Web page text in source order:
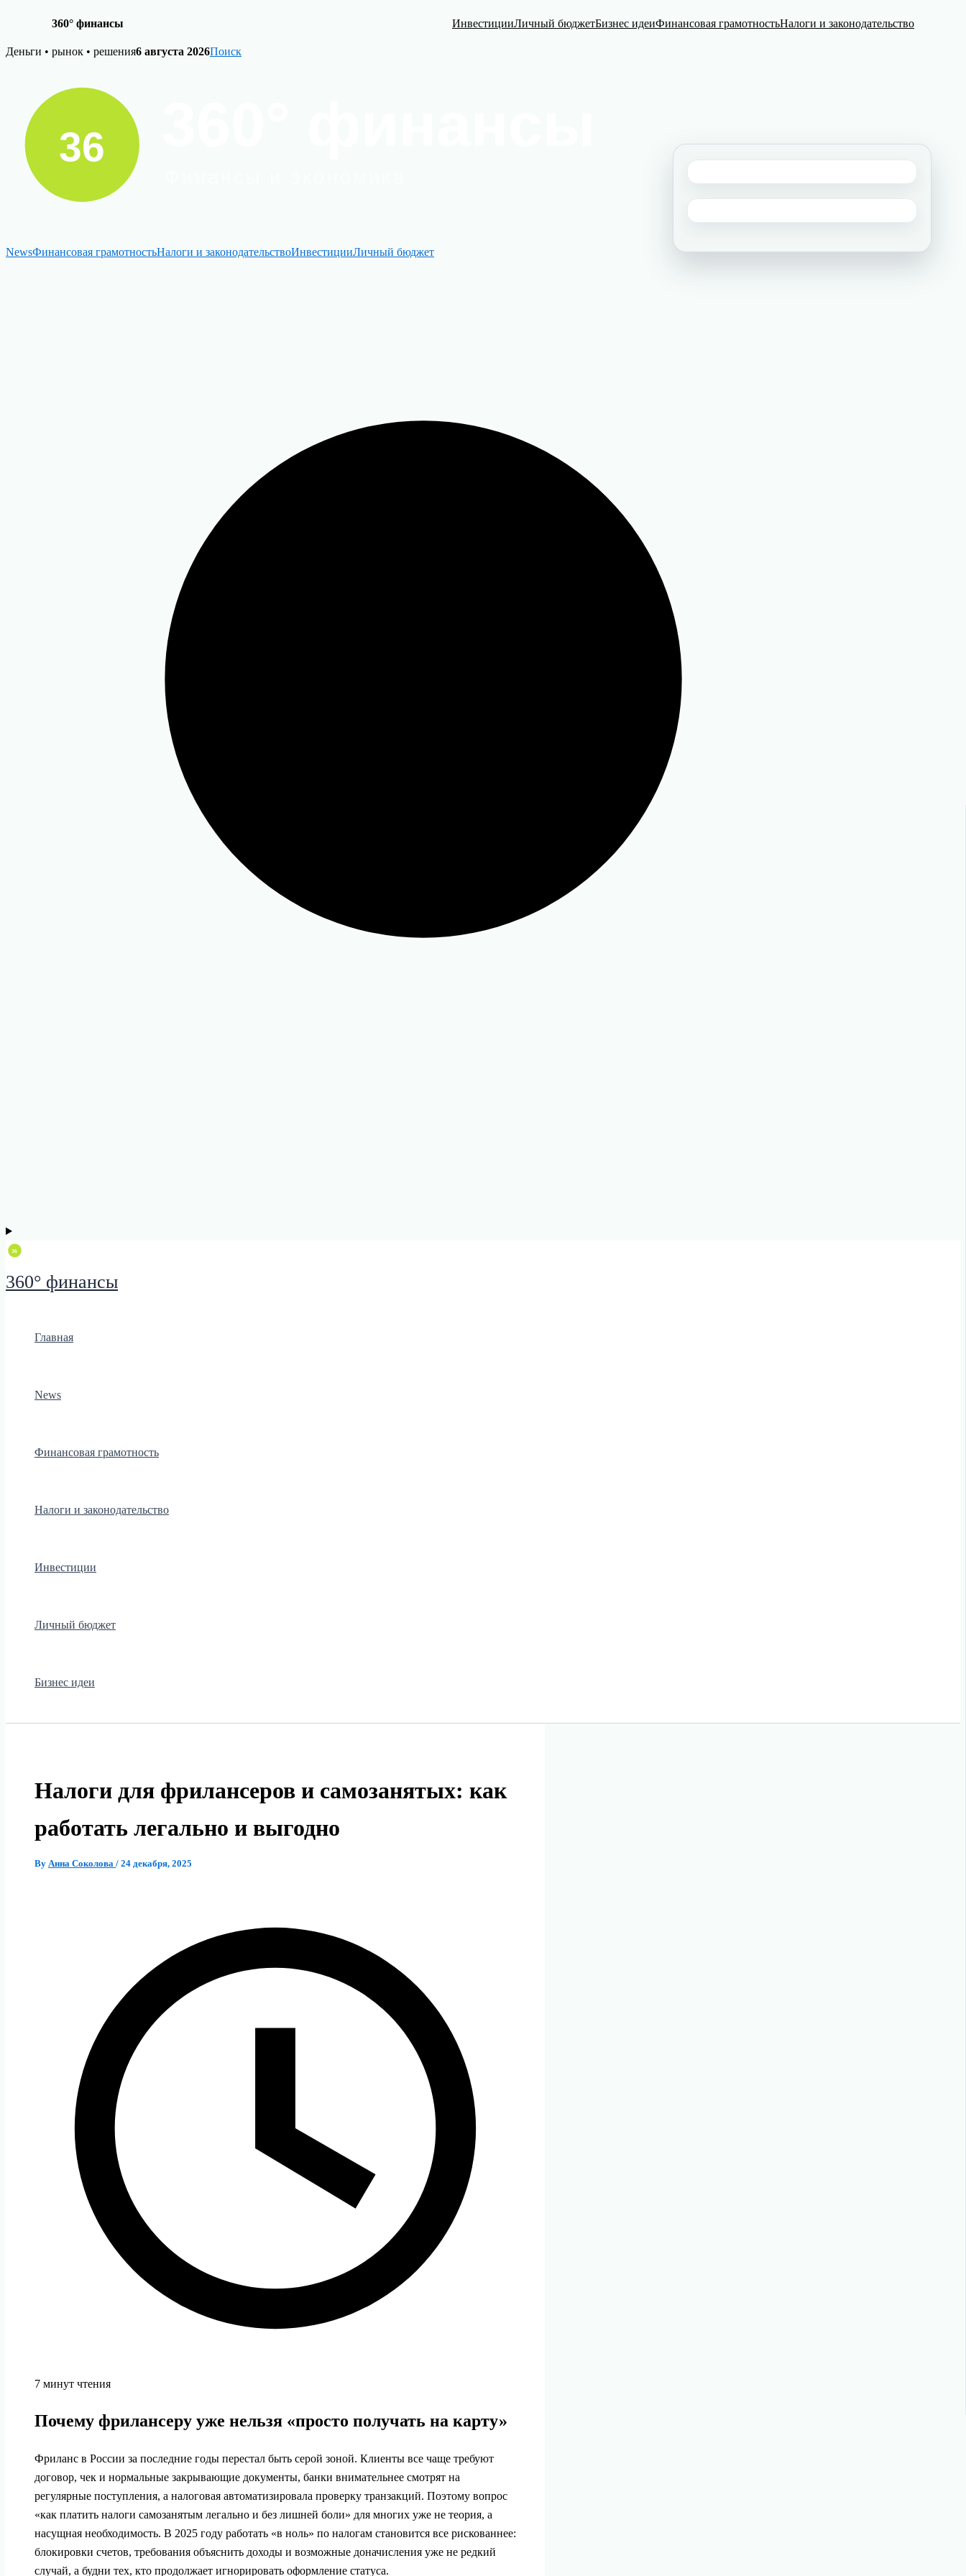
360° финансы ИнвестицииЛичный бюджетБизнес идеиФинансовая грамотностьНалоги и законодательство
Skip
Деньги • рынок • решения6 августа 2026Поиск
NewsФинансовая грамотностьНалоги и законодательствоИнвестицииЛичный бюджет
360° финансы
Главная
News
Финансовая грамотность
Налоги и законодательство
Инвестиции
Личный бюджет
Бизнес идеи
Налоги для фрилансеров и самозанятых: как
работать легально и выгодно
By Анна Соколова / 24 декабря, 2025
7 минут чтения
Почему фрилансеру уже нельзя «просто получать на карту»
Фриланс в России за последние годы перестал быть серой зоной. Клиенты все чаще требуют
договор, чек и нормальные закрывающие документы, банки внимательнее смотрят на
регулярные поступления, а налоговая автоматизировала проверку транзакций. Поэтому вопрос
«как платить налоги самозанятым легально и без лишней боли» для многих уже не теория, а
насущная необходимость. В 2025 году работать «в ноль» по налогам становится все рискованнее:
блокировки счетов, требования объяснить доходы и возможные доначисления уже не редкий
случай, а будни тех, кто продолжает игнорировать оформление статуса.